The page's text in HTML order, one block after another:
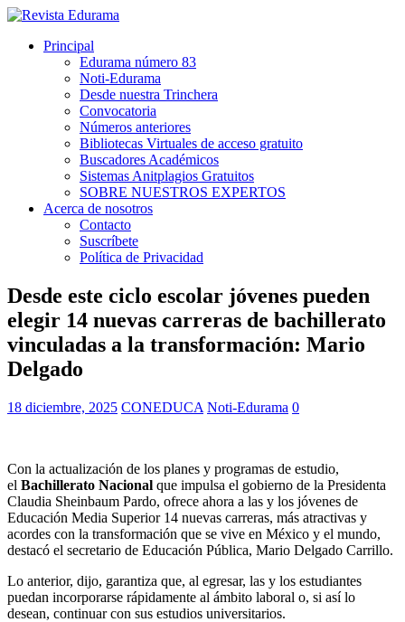
Principal
Edurama número 83
Noti-Edurama
Desde nuestra Trinchera
Convocatoria
Números anteriores
Bibliotecas Virtuales de acceso gratuito
Buscadores Académicos
Sistemas Anitplagios Gratuitos
SOBRE NUESTROS EXPERTOS
Acerca de nosotros
Contacto
Suscríbete
Política de Privacidad
Desde este ciclo escolar jóvenes pueden
elegir 14 nuevas carreras de bachillerato
vinculadas a la transformación: Mario
Delgado
18 diciembre, 2025 CONEDUCA Noti-Edurama 0
Con la actualización de los planes y programas de estudio,
el Bachillerato Nacional que impulsa el gobierno de la Presidenta
Claudia Sheinbaum Pardo, ofrece ahora a las y los jóvenes de
Educación Media Superior 14 nuevas carreras, más atractivas y
acordes con la transformación que se vive en México y el mundo,
destacó el secretario de Educación Pública, Mario Delgado Carrillo.
Lo anterior, dijo, garantiza que, al egresar, las y los estudiantes
puedan incorporarse rápidamente al ámbito laboral o, si así lo
desean, continuar con sus estudios universitarios.